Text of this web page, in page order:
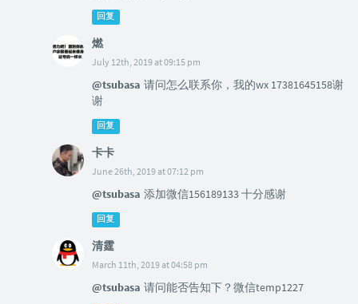
回复
燃
July 12th, 2019 at 09:15 pm
@tsubasa 请问怎么联系你，我的wx 17381645158谢
谢
回复
卡卡
June 26th, 2019 at 07:12 pm
@tsubasa 添加微信156189133 十分感谢
回复
清霆
March 11th, 2019 at 04:58 pm
@tsubasa 请问能否告知下？微信temp1227